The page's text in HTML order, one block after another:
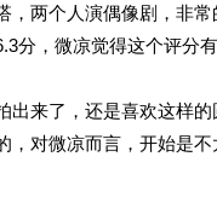
，两个人演偶像剧，非
分，微凉觉得这个评分
来了，还是喜欢这样的
对微凉而言，开始是